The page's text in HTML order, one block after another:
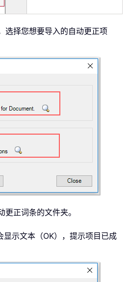
选择您想要导入的自动更正项
正词条的文件夹。
显示文本（OK），提示项目已成